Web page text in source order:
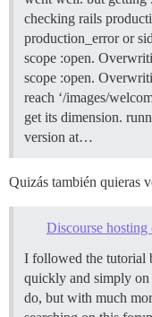
checking rails
production_error or
scope :open.
scope :open.
reach ‘/images/
get its dimension.
version at…
Quizás también quieras
Discourse
I followed the tutorial
quickly and simply
do, but with much